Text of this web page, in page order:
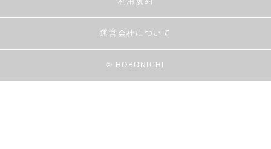
運営会社について
© HOBONICHI